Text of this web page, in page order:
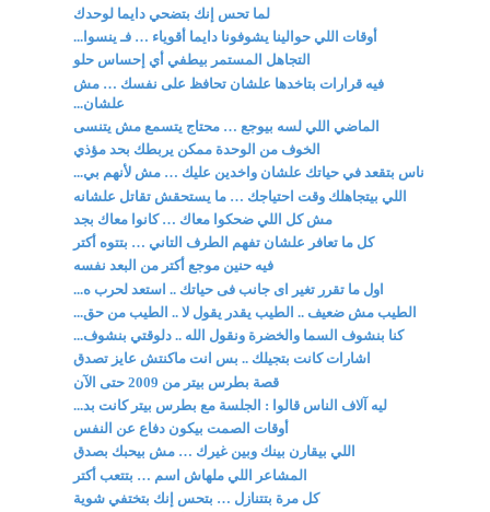
لما تحس إنك بتضحي دايما لوحدك
أوقات اللي حوالينا يشوفونا دايما أقوياء … فـ ينسوا...
التجاهل المستمر بيطفي أي إحساس حلو
فيه قرارات بتاخدها علشان تحافظ على نفسك … مش
علشان...
الماضي اللي لسه بيوجع … محتاج يتسمع مش يتنسى
الخوف من الوحدة ممكن يربطك بحد مؤذي
ناس بتقعد في حياتك علشان واخدين عليك … مش لأنهم بي...
اللي بيتجاهلك وقت احتياجك … ما يستحقش تقاتل علشانه
مش كل اللي ضحكوا معاك … كانوا معاك بجد
كل ما تعافر علشان تفهم الطرف التاني … بتتوه أكتر
فيه حنين موجع أكتر من البعد نفسه
اول ما تقرر تغير اى جانب فى حياتك .. استعد لحرب ه...
الطيب مش ضعيف .. الطيب يقدر يقول لا .. الطيب من حق...
كنا بنشوف السما والخضرة ونقول الله .. دلوقتي بنشوف...
اشارات كانت بتجيلك .. بس انت ماكنتش عايز تصدق
قصة بطرس بيتر من 2009 حتى الآن
ليه آلاف الناس قالوا : الجلسة مع بطرس بيتر كانت بد...
أوقات الصمت بيكون دفاع عن النفس
اللي بيقارن بينك وبين غيرك … مش بيحبك بصدق
المشاعر اللي ملهاش اسم … بتتعب أكتر
كل مرة بتتنازل … بتحس إنك بتختفي شوية